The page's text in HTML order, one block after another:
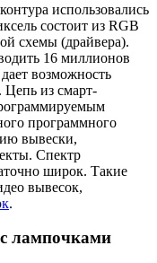
использовались
состоит из RGB
схемы (драйвера).
16 миллионов
возможность
Цепь из смарт-
программного
вывески,
Спектр
широк. Такие
вывесок,
.
лампочками